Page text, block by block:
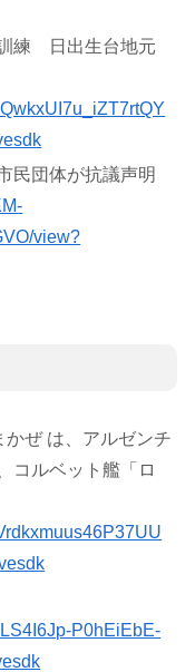
練 日出生台地元
民団体が抗議声明
view?
ぜ は、アルゼンチ
コルベット艦「ロ
P0hEiEbE-